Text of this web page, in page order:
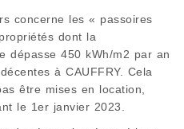
concerne les « passoires
dont la
dépasse 450 kWh/m2 par an
à CAUFFRY. Cela
être mises en location,
le 1er janvier 2023.